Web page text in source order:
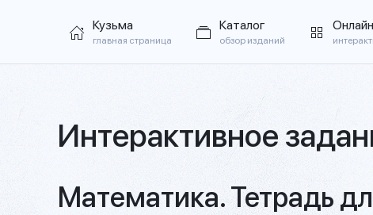
Кузьма
главная страница
Каталог
обзор изданий
Онлайн
Интерактивное
Математика. Тетрадь